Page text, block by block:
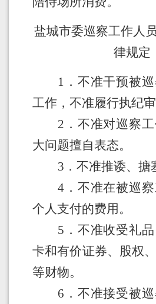
盐城市委巡察工作人员
律规定
1 ． 不准干预被
工作 ， 不准履行执纪
2 ．不准对巡察
大问题擅自表态。
3 ．不准推诿、搪
4 ．不准在被巡察
个人支付的费用 。
5 ．不准收受礼
卡和有价证券、股权
等财物。
6 ．不准接受被